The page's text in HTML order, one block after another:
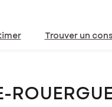
Trouver un